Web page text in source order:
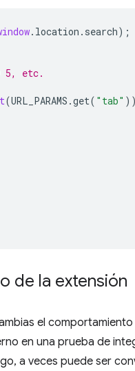
. location . search);
5, etc.
(URL_PARAMS .get( "tab"
de la extensión
el
en una prueba de
a veces puede ser